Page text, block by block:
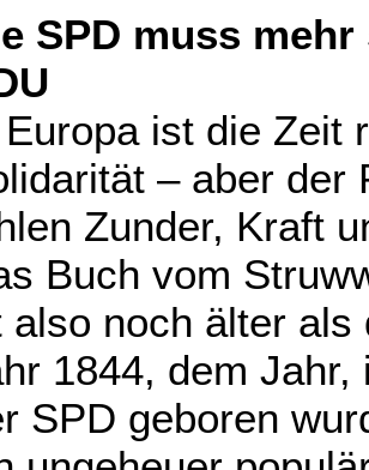
SPD muss
ist die Zeit
– aber der
Zunder, Kraft
Buch vom
also noch älter
1844, dem
SPD geboren